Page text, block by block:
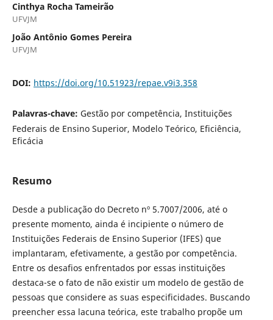
Cinthya Rocha Tameirão
UFVJM
João Antônio Gomes Pereira
UFVJM
DOI: https://doi.org/10.51923/repae.v9i3.358
Palavras-chave: Gestão por competência, Instituições
Federais de Ensino Superior, Modelo Teórico, Eficiência,
Eficácia
Resumo
Desde a publicação do Decreto nº 5.7007/2006, até o
presente momento, ainda é incipiente o número de
Instituições Federais de Ensino Superior (IFES) que
implantaram, efetivamente, a gestão por competência.
Entre os desafios enfrentados por essas instituições
destaca-se o fato de não existir um modelo de gestão de
pessoas que considere as suas especificidades. Buscando
preencher essa lacuna teórica, este trabalho propõe um